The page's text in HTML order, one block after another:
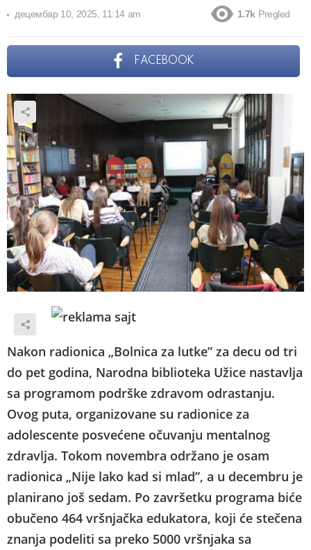
децембар 10, 2025, 11:14 am 1.7k Pregled
FACEBOOK
Nakon radionica „Bolnica za lutke” za decu od tri
do pet godina, Narodna biblioteka Užice nastavlja
sa programom podrške zdravom odrastanju.
Ovog puta, organizovane su radionice za
adolescente posvećene očuvanju mentalnog
zdravlja. Tokom novembra održano je osam
radionica „Nije lako kad si mlad”, a u decembru je
planirano još sedam. Po završetku programa biće
obučeno 464 vršnjačka edukatora, koji će stečena
znanja podeliti sa preko 5000 vršnjaka sa